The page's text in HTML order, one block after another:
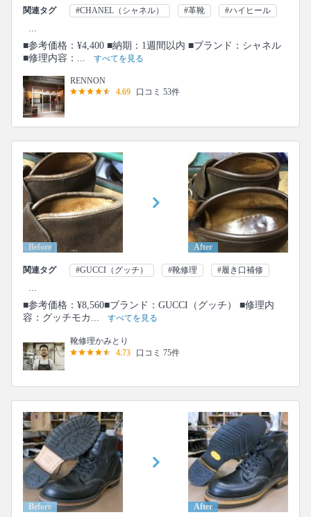
関連タグ #CHANEL（シャネル） #革靴 #ハイヒール
...
■参考価格：¥4,400 ■納期：1週間以内 ■ブランド：シャネル
■修理内容：...
すべてを見る
RENNON
4.69
口コミ 53件
Before After
関連タグ #GUCCI（グッチ） #靴修理 #履き口補修
...
■参考価格：¥8,560■ブランド：GUCCI（グッチ） ■修理内
容：グッチモカ...
すべてを見る
靴修理かみとり
4.73
口コミ 75件
Before After